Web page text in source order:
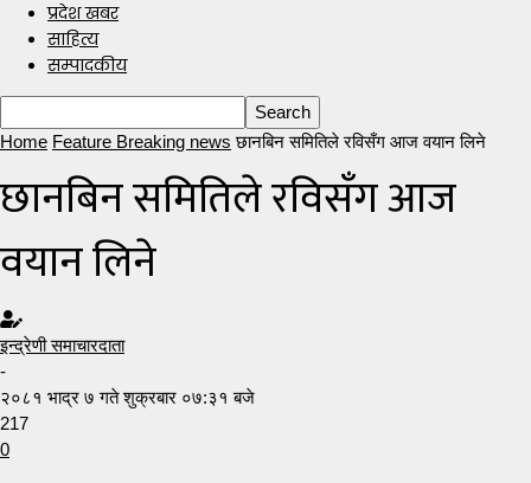
प्रदेश खबर
साहित्य
सम्पादकीय
Home Feature Breaking news छानबिन समितिले रविसँग आज वयान लिने
छानबिन समितिले रविसँग आज
वयान लिने
इन्द्रेणी समाचारदाता
-
२०८१ भाद्र ७ गते शुक्रबार ०७:३१ बजे
217
0